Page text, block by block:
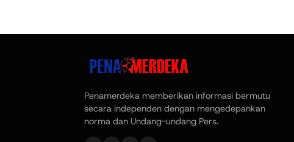
Penamerdeka memberikan informasi bermutu
secara independen dengan mengedepankan
norma dan Undang-undang Pers.